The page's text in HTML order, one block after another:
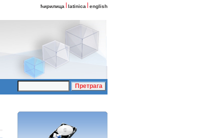
ћирилица latinica english